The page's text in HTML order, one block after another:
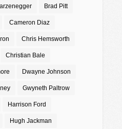
Brad Pitt
Cameron Diaz
Chris Hemsworth
Christian Bale
Dwayne Johnson
Gwyneth Paltrow
Harrison Ford
Hugh Jackman